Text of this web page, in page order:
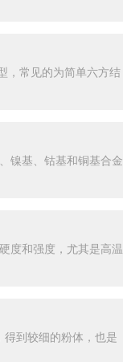
，常见的为简单六方结
镍基、钴基和铜基合金
度和强度，尤其是高温
到较细的粉体，也是